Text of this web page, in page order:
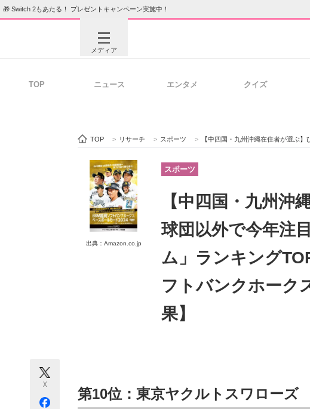
🎁 Switch 2もあたる！ プレゼントキャンペーン実施中！
メディア
ビジネスと働き方のヒント
ITエンジニア向け専門サイト 企業向けIT製品の総合サイ
TOP ニュース エンタメ クイズ
TOP > リサーチ > スポーツ > 【中四国・九州沖縄在住者が選ぶ】ひいきの球団以外で今年
出典：Amazon.co.jp
スポーツ
【中四国・九州沖
球団以外で今年注
ム」ランキング
フトバンクホーク
果】
X
第10位：東京ヤクルトスワローズ